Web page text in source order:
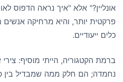
אונליין?" אלא "איך נראה הדפוס
פרקטית יותר, והיא מרחיקה
כלים ייעודיים.
ברמת הקטגוריה, הייתי מוסיף:
נחמדה; הם חלק ממה שמבדיל בין